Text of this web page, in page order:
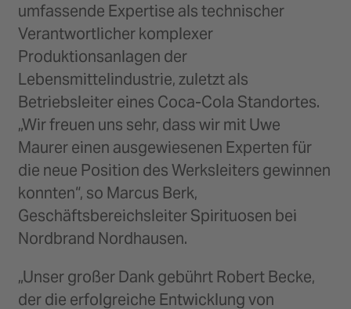
umfassende Expertise als technischer
Verantwortlicher komplexer
Produktionsanlagen der
Lebensmittelindustrie, zuletzt als
Betriebsleiter eines Coca-Cola Standortes.
„Wir freuen uns sehr, dass wir mit Uwe
Maurer einen ausgewiesenen Experten für
die neue Position des Werksleiters gewinnen
konnten“, so Marcus Berk,
Geschäftsbereichsleiter Spirituosen bei
Nordbrand Nordhausen.
„Unser großer Dank gebührt Robert Becke,
der die erfolgreiche Entwicklung von